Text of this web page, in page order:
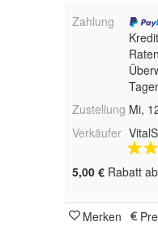
Zahlung
Zustellung Mi,
Verkäufer
5,00 € Rabatt ab
Merken